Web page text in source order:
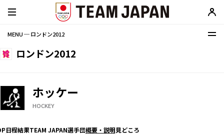
MENU ─ ロンドン2012
ロンドン2012
ホッケー
HOCKEY
日程結果TEAM JAPAN選手団概要・説明見どころ